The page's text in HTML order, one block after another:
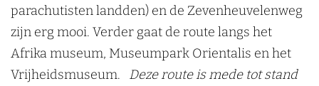
parachutisten landden) en de Zevenheuvelenweg
zijn erg mooi. Verder gaat de route langs het
Afrika museum, Museumpark Orientalis en het
Vrijheidsmuseum. Deze route is mede tot stand